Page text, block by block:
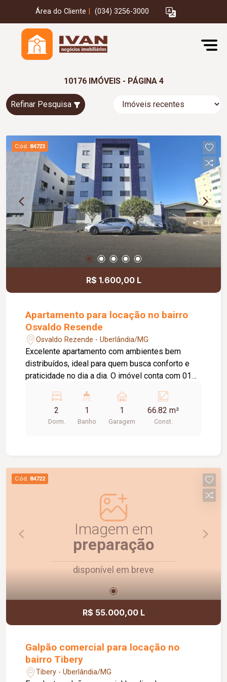
Área do Cliente (034) 3256-3000
10176 IMÓVEIS - PÁGINA 4
Refinar Pesquisa
Cód. 84723
R$ 1.600,00 L
Apartamento para locação no bairro
Osvaldo Resende
Osvaldo Rezende - Uberlândia/MG
Excelente apartamento com ambientes bem
distribuídos, ideal para quem busca conforto e
praticidade no dia a dia. O imóvel conta com 01
oferecendo mais segurança e comodidade.
Possui 01 sala ampla em 02 ambientes, 01
banheiro social completo, 02 quartos com
proporcionando praticidade na manutenção e
maior durabilidade. Uma ótima oportunidade para
quem deseja morar em um imóvel funcional,
organizado e pronto para receber sua família.
2
Dorm.
1
Banho
1
Garagem
66.82 m²
Const.
Cód. 84722
Imagem em
preparação
disponível em breve
R$ 55.000,00 L
Galpão comercial para locação no
bairro Tibery
Tibery - Uberlândia/MG